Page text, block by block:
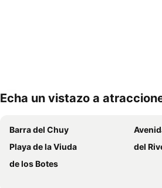
Echa un vistazo a
Barra del Chuy
Playa de la Viuda
del
de los Botes